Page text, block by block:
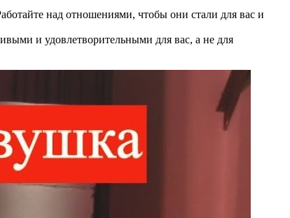
над отношениями, чтобы они стали для вас и
и удовлетворительными для вас, а не для